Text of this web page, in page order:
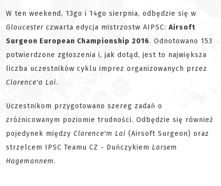
W ten weekend, 13go i 14go sierpnia, odbędzie się w
Gloucester czwarta edycja mistrzostw AIPSC: Airsoft
Surgeon European Championship 2016. Odnotowano 153
potwierdzone zgłoszenia i, jak dotąd, jest to największa
liczba uczestników cyklu imprez organizowanych przez
Clarence'a Lai.
Uczestnikom przygotowano szereg zadań o
zróżnicowanym poziomie trudności. Odbędzie się również
pojedynek między Clarence'm Lai (Airsoft Surgeon) oraz
strzelcem IPSC Teamu CZ - Duńczykiem Larsem
Hagemannem.